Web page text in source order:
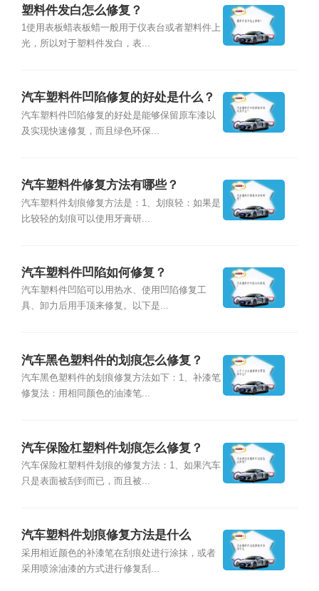
塑料件发白怎么修复？
1使用表板蜡表板蜡一般用于仪表台或者塑料件上
光，所以对于塑料件发白，表...
汽车塑料件凹陷修复的好处是什么？
汽车塑料件凹陷修复的好处是能够保留原车漆以
及实现快速修复，而且绿色环保...
汽车塑料件修复方法有哪些？
汽车塑料件划痕修复方法是：1、划痕轻：如果是
比较轻的划痕可以使用牙膏研...
汽车塑料件凹陷如何修复？
汽车塑料件凹陷可以用热水、使用凹陷修复工
具、卸力后用手顶来修复。以下是...
汽车黑色塑料件的划痕怎么修复？
汽车黑色塑料件的划痕修复方法如下：1、补漆笔
修复法：用相同颜色的油漆笔...
汽车保险杠塑料件划痕怎么修复？
汽车保险杠塑料件划痕的修复方法：1、如果汽车
只是表面被刮到而已，而且被...
汽车塑料件划痕修复方法是什么
采用相近颜色的补漆笔在刮痕处进行涂抹，或者
采用喷涂油漆的方式进行修复刮...